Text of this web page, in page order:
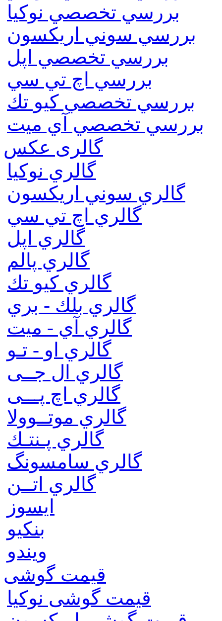
بررسي تخصصي نوكيا
بررسي سوني اريكسون
بررسي تخصصي اپل
بررسي اچ تي سي
بررسي تخصصي كيو تك
بررسي تخصصي آي ميت
گالری عکس
گالري نوكيا
گالري سوني اريكسون
گالري اچ تي سي
گالري اپل
گالري پالم
گالري كيو تك
گالري بلك - بري
گالري آي - ميت
گالري او - تـو
گالري ال جــی
گالري اچ پـــی
گالري موتــوولا
گالري پـنتـك
گالري سامسونگ
گالري اتــن
ایسوز
بنکیو
ویندو
قیمت گوشی
قیمت گوشی نوكيا